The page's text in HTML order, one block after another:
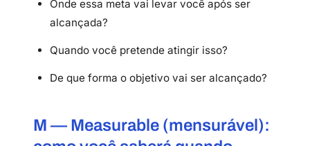
Onde essa meta vai levar você após ser
alcançada?
Quando você pretende atingir isso?
De que forma o objetivo vai ser alcançado?
M — Measurable (mensurável):